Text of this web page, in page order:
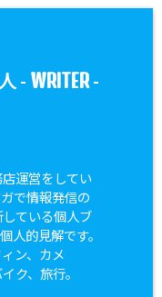
- WRITER-
運営をしてい
で情報発信の
ている個人ブ
人的見解です。
ン、カメ
ク、旅行。